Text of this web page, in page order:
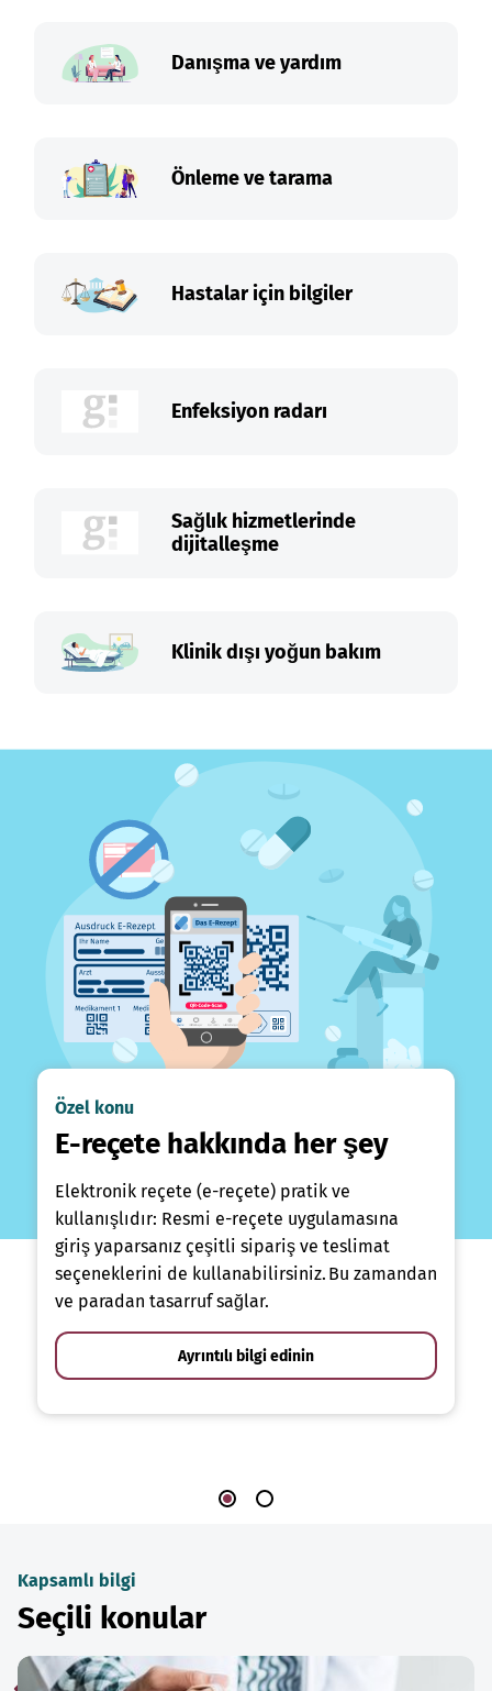
Danışma ve yardım
Önleme ve tarama
Hastalar için bilgiler
Enfeksiyon radarı
Sağlık hizmetlerinde
dijitalleşme
Klinik dışı yoğun bakım
Özel konu
E-reçete hakkında her şey
Elektronik reçete (e-reçete) pratik ve
kullanışlıdır: Resmi e-reçete uygulamasına
giriş yaparsanız çeşitli sipariş ve teslimat
seçeneklerini de kullanabilirsiniz. Bu zamandan
ve paradan tasarruf sağlar.
Ayrıntılı bilgi edinin
Kapsamlı bilgi
Seçili konular